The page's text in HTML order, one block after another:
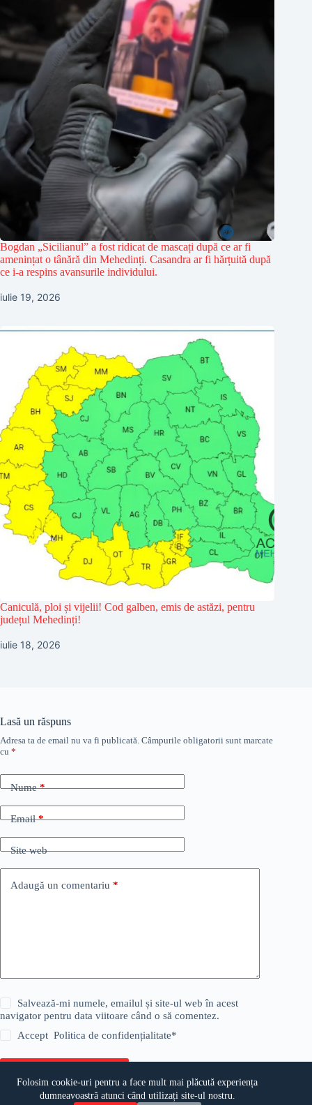
Folosim cookie-uri pentru a face mult mai plăcută experiența
dumneavoastră atunci când utilizați site-ul nostru.
Bogdan „Sicilianul” a fost ridicat de mascați după ce ar fi
amenințat o tânără din Mehedinți. Casandra ar fi hărțuită după
ce i-a respins avansurile individului.
iulie 19, 2026
Caniculă, ploi și vijelii! Cod galben, emis de astăzi, pentru
județul Mehedinți!
iulie 18, 2026
Lasă un răspuns
Adresa ta de email nu va fi publicată. Câmpurile obligatorii sunt marcate
cu *
Nume*
Email*
Site web
Adaugă un comentariu *
Salvează-mi numele, emailul și site-ul web în acest
navigator pentru data viitoare când o să comentez.
AcceptPolitica de confidențialitate*